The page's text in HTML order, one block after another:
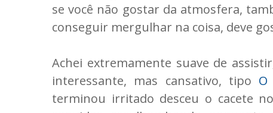
se você não gostar da atmosfera,
conseguir mergulhar na coisa, deve
Achei extremamente suave de
interessante, mas cansativo, tipo O
terminou irritado desceu o cacete